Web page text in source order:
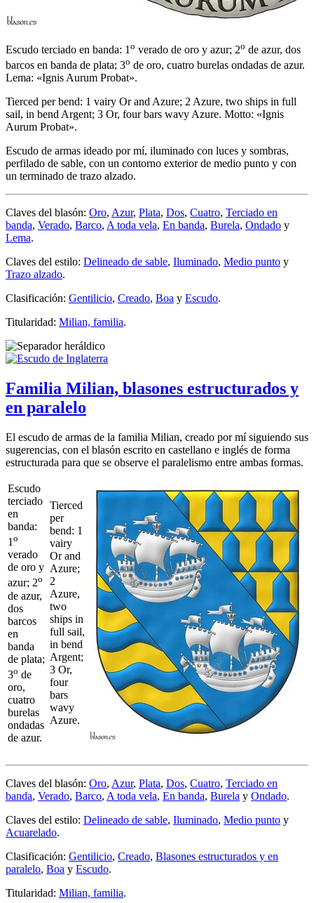
Escudo terciado en banda: 1 o verado de oro y azur; 2o de azur, dos
barcos en banda de plata; 3o de oro, cuatro burelas ondadas de azur.
Lema: «Ignis Aurum Probat».
Tierced per bend: 1 vairy Or and Azure; 2 Azure, two ships in full
sail, in bend Argent; 3 Or, four bars wavy Azure. Motto: «Ignis
Aurum Probat».
Escudo de armas ideado por mí, iluminado con luces y sombras,
perfilado de sable, con un contorno exterior de medio punto y con
un terminado de trazo alzado.
Claves del blasón: Oro, Azur, Plata, Dos, Cuatro, Terciado en
banda, Verado, Barco, A toda vela, En banda, Burela, Ondado y
Lema.
Claves del estilo: Delineado de sable, Iluminado, Medio punto y
Trazo alzado.
Clasificación: Gentilicio, Creado, Boa y Escudo.
Titularidad: Milian, familia.
Familia Milian, blasones estructurados y
en paralelo
El escudo de armas de la familia Milian, creado por mí siguiendo sus
sugerencias, con el blasón escrito en castellano e inglés de forma
estructurada para que se observe el paralelismo entre ambas formas.
Escudo
terciado
en
banda:
1o
verado
de oro y
azur; 2o
de azur,
dos
barcos
en
banda
de plata;
3o de
oro,
cuatro
burelas
ondadas
de azur.
Tierced
per
bend: 1
vairy
Or and
Azure;
2
Azure,
two
ships in
full sail,
in bend
Argent;
3 Or,
four
bars
wavy
Azure.
Claves del blasón: Oro, Azur, Plata, Dos, Cuatro, Terciado en
banda, Verado, Barco, A toda vela, En banda, Burela y Ondado.
Claves del estilo: Delineado de sable, Iluminado, Medio punto y
Acuarelado.
Clasificación: Gentilicio, Creado, Blasones estructurados y en
paralelo, Boa y Escudo.
Titularidad: Milian, familia.